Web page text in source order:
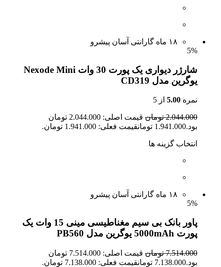
۱۸ ماه گارانتی آسان پیشرو
5%
شارژر دیواری یک پورت 30 وات Nexode Mini
یوگرین مدل CD319
نمره 5.00 از 5
2.044.000 تومان
قیمت اصلی: 2.044.000 تومان
بود.1.941.000 تومانقیمت فعلی: 1.941.000 تومان.
انتخاب گزینه ها
۱۸ ماه گارانتی آسان پیشرو
5%
پاور بانک بی سیم مغناطیسی مینی 15 وات یک
پورت 5000mAh یوگرین مدل PB560
7.514.000 تومان
قیمت اصلی: 7.514.000 تومان
بود.7.138.000 تومانقیمت فعلی: 7.138.000 تومان.